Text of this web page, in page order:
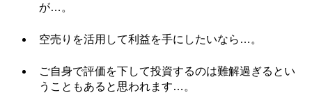
が…。
空売りを活用して利益を手にしたいなら…。
ご自身で評価を下して投資するのは難解過ぎるとい
うこともあると思われます…。